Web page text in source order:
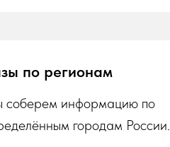
по регионам
информацию по
городам России.